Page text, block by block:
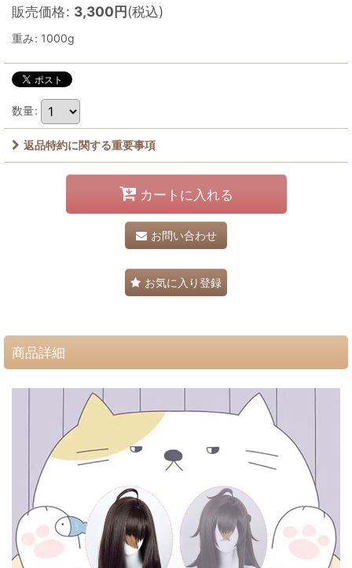
販売価格: 3,300円(税込)
重み: 1000g
数量:
返品特約に関する重要事項
カートに入れる
お問い合わせ
お気に入り登録
商品詳細